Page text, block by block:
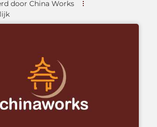
door China Works